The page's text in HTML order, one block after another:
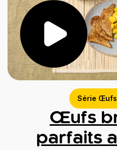
Série
Œufs
parfaits